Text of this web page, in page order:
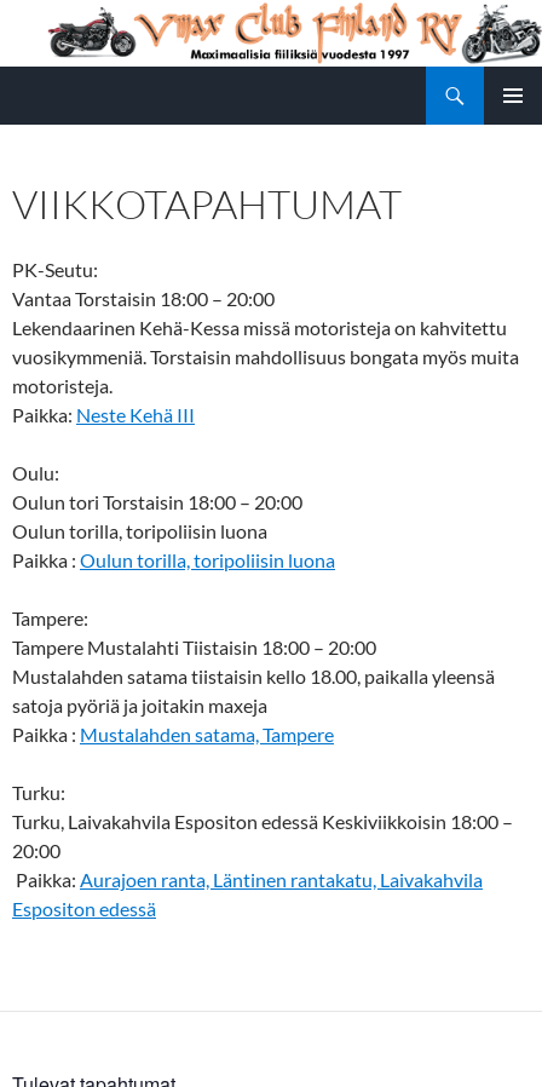
sisältöön
VIIKKOTAPAHTUMAT
PK-Seutu:
Vantaa Torstaisin 18:00 – 20:00
Lekendaarinen Kehä-Kessa missä motoristeja on kahvitettu
vuosikymmeniä. Torstaisin mahdollisuus bongata myös muita
motoristeja.
Paikka: Neste Kehä III
Oulu:
Oulun tori Torstaisin 18:00 – 20:00
Oulun torilla, toripoliisin luona
Paikka : Oulun torilla, toripoliisin luona
Tampere:
Tampere Mustalahti Tiistaisin 18:00 – 20:00
Mustalahden satama tiistaisin kello 18.00, paikalla yleensä
satoja pyöriä ja joitakin maxeja
Paikka : Mustalahden satama, Tampere
Turku:
Turku, Laivakahvila Espositon edessä Keskiviikkoisin 18:00 –
20:00
Paikka: Aurajoen ranta, Läntinen rantakatu, Laivakahvila
Espositon edessä